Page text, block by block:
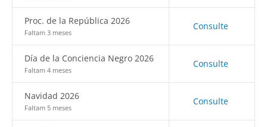
Proc. de la República 2026
Faltam 3 meses
Consulte
Día de la Conciencia Negro 2026
Faltam 4 meses
Consulte
Navidad 2026
Faltam 5 meses
Consulte